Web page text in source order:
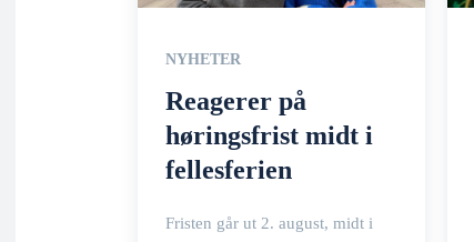
NYHETER
Reagerer på
høringsfrist midt i
fellesferien
Fristen går ut 2. august, midt i